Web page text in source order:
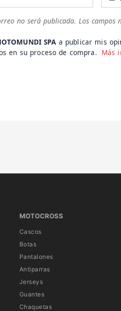
no será publicada. Los campos
SPAa publicar mis
en su proceso de compra. Más
MOTOCROSS
Cascos
Botas
Pantalones
Antiparras
Jerseys
Guantes
Chaquetas